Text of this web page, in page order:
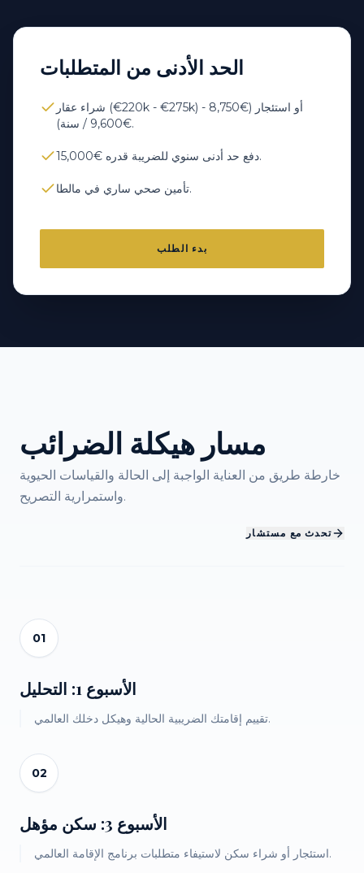
الحد الأدنى من المتطلبات
شراء عقار (€220k - €275k) أو استئجار (€8,750 -
€9,600 / سنة).
دفع حد أدنى سنوي للضريبة قدره €15,000.
تأمين صحي ساري في مالطا.
بدء الطلب
مسار هيكلة الضرائب
خارطة طريق من العناية الواجبة إلى الحالة والقياسات الحيوية
واستمرارية التصريح.
تحدث مع مستشار
01
الأسبوع 1: التحليل
تقييم إقامتك الضريبية الحالية وهيكل دخلك العالمي.
02
الأسبوع 3: سكن مؤهل
استئجار أو شراء سكن لاستيفاء متطلبات برنامج الإقامة العالمي.